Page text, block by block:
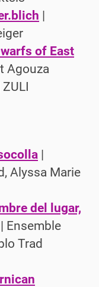
|
of East
Agouza
ZULI
|
Alyssa Marie
del lugar,
| Ensemble
Trad